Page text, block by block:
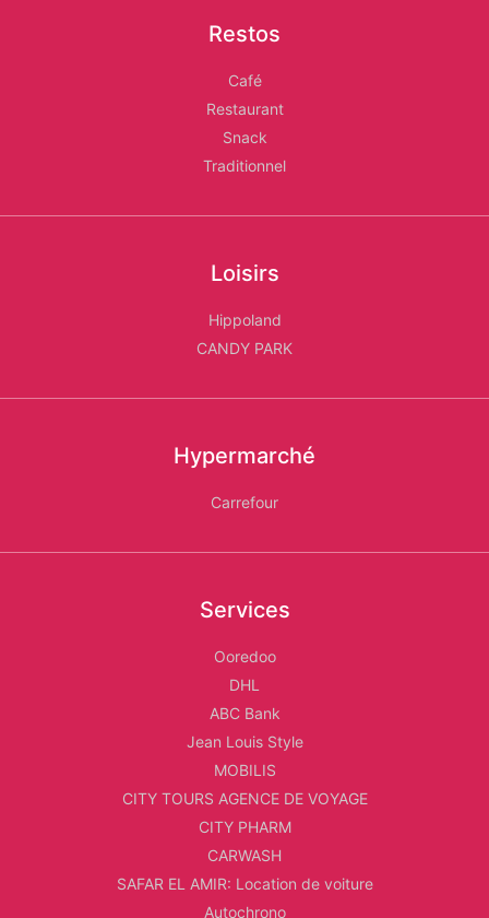
Restos
Café
Restaurant
Snack
Traditionnel
Loisirs
Hippoland
CANDY PARK
Hypermarché
Carrefour
Services
Ooredoo
DHL
ABC Bank
Jean Louis Style
MOBILIS
CITY TOURS AGENCE DE VOYAGE
CITY PHARM
CARWASH
SAFAR EL AMIR: Location de voiture
Autochrono